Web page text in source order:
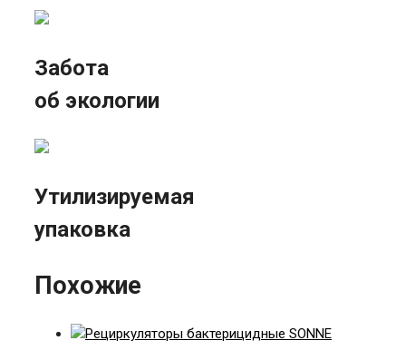
Забота
об экологии
Утилизируемая
упаковка
Похожие